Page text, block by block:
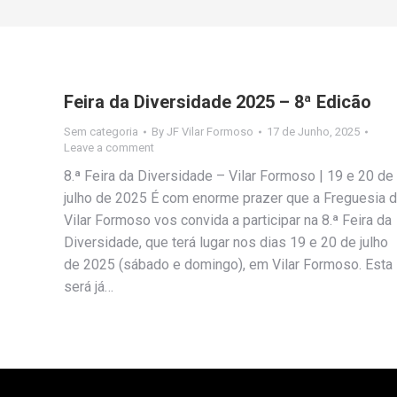
Feira da Diversidade 2025 – 8ª Edicão
Sem categoria By JF Vilar Formoso
17 de Junho, 2025
Leave a comment
8.ª Feira da Diversidade – Vilar Formoso | 19 e 20 de
julho de 2025 É com enorme prazer que a Freguesia
Vilar Formoso vos convida a participar na 8.ª Feira da
Diversidade, que terá lugar nos dias 19 e 20 de julho
de 2025 (sábado e domingo), em Vilar Formoso. Esta
será já…